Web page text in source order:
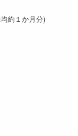
約１か月分)